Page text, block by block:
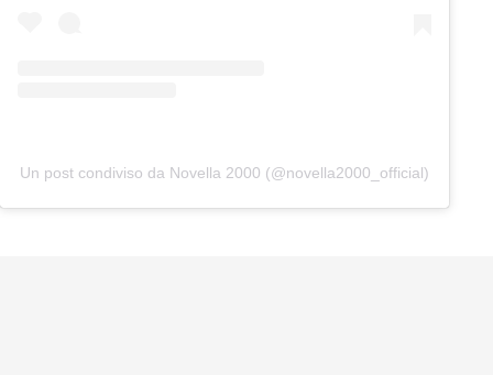
Un post condiviso da Novella 2000 (@novella2000_official)